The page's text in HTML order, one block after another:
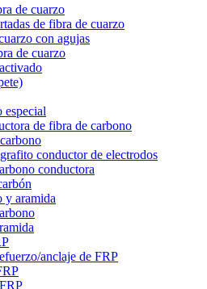
de cuarzo
de fibra de cuarzo
con agujas
de cuarzo
especial
de fibra de carbono
conductor de electrodos
conductora
y aramida
anclaje de FRP